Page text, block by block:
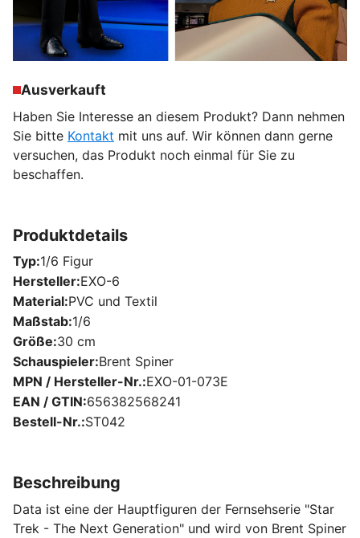
Ausverkauft
Haben Sie Interesse an diesem Produkt? Dann nehmen
Sie bitte Kontakt mit uns auf. Wir können dann gerne
versuchen, das Produkt noch einmal für Sie zu
beschaffen.
Produktdetails
Typ 1/6 Figur
Hersteller EXO-6
Material PVC und Textil
Maßstab 1/6
Größe 30 cm
Schauspieler Brent Spiner
MPN / Hersteller-Nr. EXO-01-073E
EAN / GTIN 656382568241
Bestell-Nr. ST042
Beschreibung
Data ist eine der Hauptfiguren der Fernsehserie "Star
Trek - The Next Generation" und wird von Brent Spiner